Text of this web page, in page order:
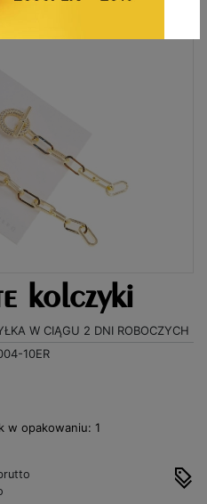
kolczyki
W CIĄGU 2 DNI ROBOCZYCH
10ER
w opakowaniu: 1